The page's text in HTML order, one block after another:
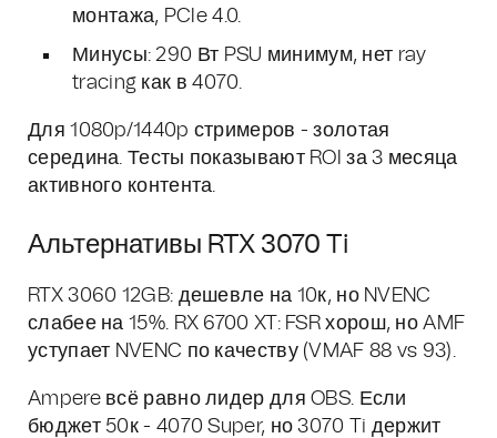
монтажа, PCIe 4.0.
Минусы: 290 Вт PSU минимум, нет ray
tracing как в 4070.
Для 1080p/1440p стримеров - золотая
середина. Тесты показывают ROI за 3 месяца
активного контента.
Альтернативы RTX 3070 Ti
RTX 3060 12GB: дешевле на 10к, но NVENC
слабее на 15%. RX 6700 XT: FSR хорош, но AMF
уступает NVENC по качеству (VMAF 88 vs 93).
Ampere всё равно лидер для OBS. Если
бюджет 50к - 4070 Super, но 3070 Ti держит